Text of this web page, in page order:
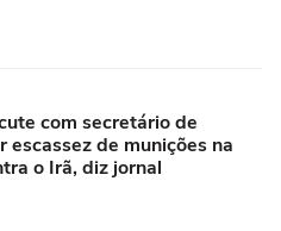
com secretário de
escassez de munições na
o Irã, diz jornal